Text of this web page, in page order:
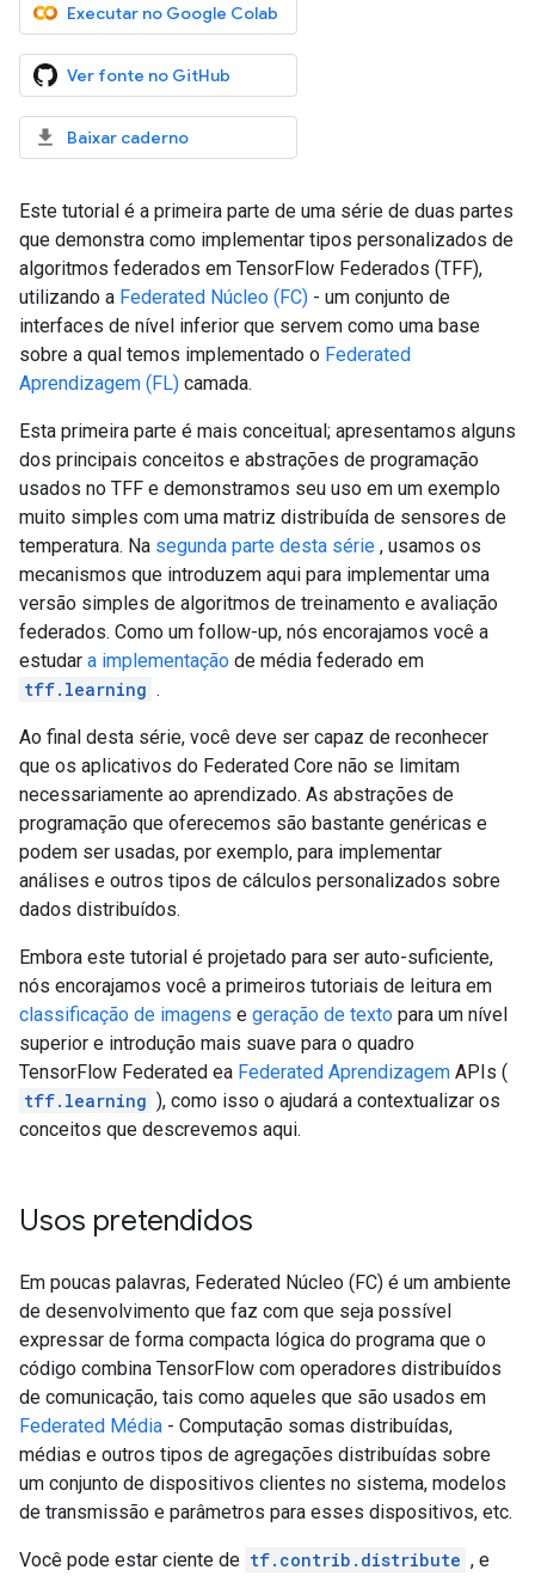
Executar no Google Colab
Ver fonte no GitHub
Baixar caderno
Este tutorial é a primeira parte de uma série de duas partes
que demonstra como implementar tipos personalizados de
algoritmos federados em TensorFlow Federados (TFF),
utilizando a Federated Núcleo (FC) - um conjunto de
interfaces de nível inferior que servem como uma base
sobre a qual temos implementado o Federated
Aprendizagem (FL) camada.
Esta primeira parte é mais conceitual; apresentamos alguns
dos principais conceitos e abstrações de programação
usados ​​no TFF e demonstramos seu uso em um exemplo
muito simples com uma matriz distribuída de sensores de
temperatura. Na segunda parte desta série , usamos os
mecanismos que introduzem aqui para implementar uma
versão simples de algoritmos de treinamento e avaliação
federados. Como um follow-up, nós encorajamos você a
estudar a implementação de média federado em
tff.learning .
Ao final desta série, você deve ser capaz de reconhecer
que os aplicativos do Federated Core não se limitam
necessariamente ao aprendizado. As abstrações de
programação que oferecemos são bastante genéricas e
podem ser usadas, por exemplo, para implementar
análises e outros tipos de cálculos personalizados sobre
dados distribuídos.
Embora este tutorial é projetado para ser auto-suficiente,
nós encorajamos você a primeiros tutoriais de leitura em
classificação de imagens e geração de texto para um nível
superior e introdução mais suave para o quadro
TensorFlow Federated ea Federated Aprendizagem APIs (
tff.learning ), como isso o ajudará a contextualizar os
conceitos que descrevemos aqui.
Usos pretendidos
Em poucas palavras, Federated Núcleo (FC) é um ambiente
de desenvolvimento que faz com que seja possível
expressar de forma compacta lógica do programa que o
código combina TensorFlow com operadores distribuídos
de comunicação, tais como aqueles que são usados em
Federated Média - Computação somas distribuídas,
médias e outros tipos de agregações distribuídas sobre
um conjunto de dispositivos clientes no sistema, modelos
de transmissão e parâmetros para esses dispositivos, etc.
Você pode estar ciente de tf.contrib.distribute , e